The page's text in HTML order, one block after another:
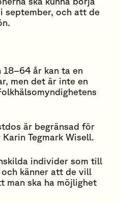
september, och att de
18–64 år kan ta en
men det är inte en
är begränsad för
Tegmark Wisell.
individer som till
känner att de vill
man ska ha möjlighet